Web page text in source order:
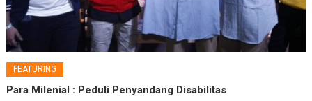
FEATURING
Para Milenial : Peduli Penyandang Disabilitas